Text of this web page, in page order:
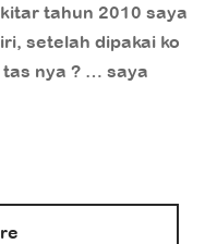
tahun 2010 saya
setelah dipakai ko
tas nya ? … saya